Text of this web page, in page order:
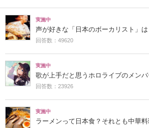
実施中
声が好きな「日本のボーカリスト」は
回答数：49620
実施中
歌が上手だと思うホロライブのメンバ
回答数：23926
実施中
ラーメンって日本食？それとも中華料